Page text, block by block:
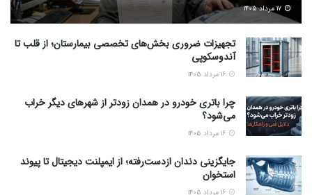
تجهیزات ضروری بخش‌های تخصصی بیمارستان؛ از قلب تا
آندوسکوپی
چرا باتری خودرو در همدان زودتر از شهرهای دیگر خراب
می‌شود؟
جایگزینی دندان ازدست‌رفته؛ از ایمپلنت دیجیتال تا پیوند
استخوان